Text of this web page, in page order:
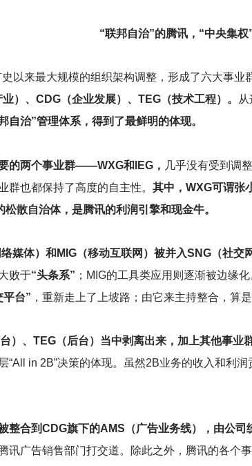
“联邦自治”的腾讯，“中央集权
以来最大规模的组织架构调整，形成了六大事业
）、CDG（企业发展）、TEG（技术工程）。
自治”管理体系，得到了最鲜明的体现。
的两个事业群——WXG和IEG， 几乎没有受到调
群也都保持了高度的自主性。 其中，WXG可谓张
松散自治体，是腾讯的利润引擎和现金牛。
媒体）和MIG（移动互联网）被并入SNG（社交
败于“头条系” ；MIG的工具类应用则逐渐被边缘
平台” ，重新走上了上坡路；由它来主持整合，算
）、TEG（后台）当中剥离出来，加上其他事业
“All in 2B”决策的体现。虽然2B业务的收入和利
整合到CDG旗下的AMS（广告业务线），由公司
讯广告销售部门打交道。除此之外，腾讯的各个